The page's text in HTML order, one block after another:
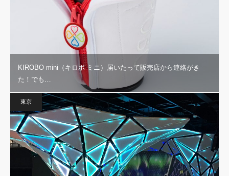
KIROBO mini（キロボ ミニ）届いたって販売店から連絡がき
た！でも…
東京